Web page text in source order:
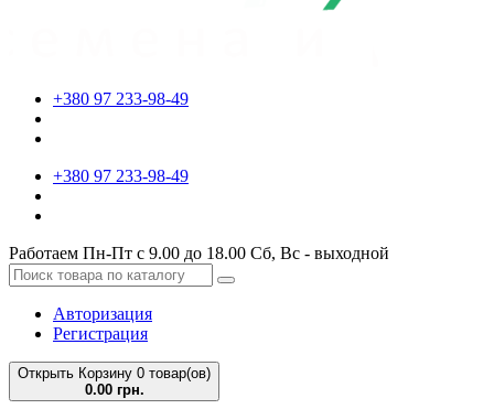
+380 97 233-98-49
+380 97 233-98-49
Работаем Пн-Пт с 9.00 до 18.00 Сб, Вс - выходной
Авторизация
Регистрация
Открыть Корзину 0 товар(ов)
0.00 грн.